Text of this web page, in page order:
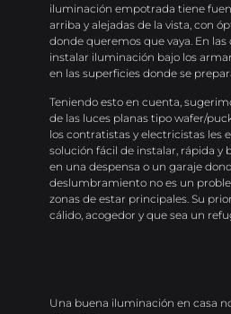
iluminación empotrada tiene
arriba y alejadas de la vista, con
donde queremos que vaya. En
instalar iluminación bajo los
en las superficies donde se
Teniendo esto en cuenta,
de las luces planas tipo wafer/
los contratistas y electricistas les
solución fácil de instalar, rápida y
en una despensa o un garaje
deslumbramiento no es un
zonas de estar principales. Su
cálido, acogedor y que sea un
Una buena iluminación en casa